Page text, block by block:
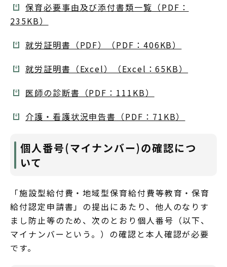
保育必要事由及び添付書類一覧（PDF：
235KB）
就労証明書（PDF）（PDF：406KB）
就労証明書（Excel）（Excel：65KB）
医師の診断書（PDF：111KB）
介護・看護状況申告書（PDF：71KB）
個人番号(マイナンバー)の確認につ
いて
「施設型給付費・地域型保育給付費等教育・保育
給付認定申請書」の提出にあたり、他人のなりす
まし防止等のため、次のとおり個人番号（以下、
マイナンバーという。）の確認と本人確認が必要
です。